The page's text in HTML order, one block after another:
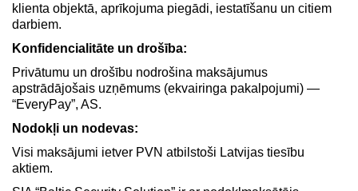
klienta objektā, aprīkojuma piegādi, iestatīšanu un citiem
darbiem.
Konfidencialitāte un drošība:
Privātumu un drošību nodrošina maksājumus
apstrādājošais uzņēmums (ekvairinga pakalpojumi) —
“EveryPay”, AS.
Nodokļi un nodevas:
Visi maksājumi ietver PVN atbilstoši Latvijas tiesību
aktiem.